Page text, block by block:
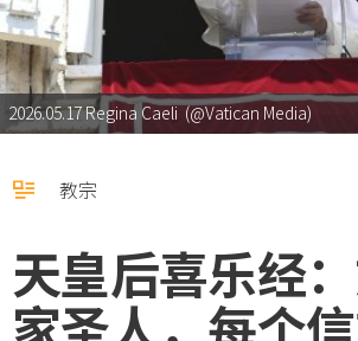
2026.05.17 Regina Caeli (@Vatican Media)
教宗
天皇后喜乐经
家圣人，每个